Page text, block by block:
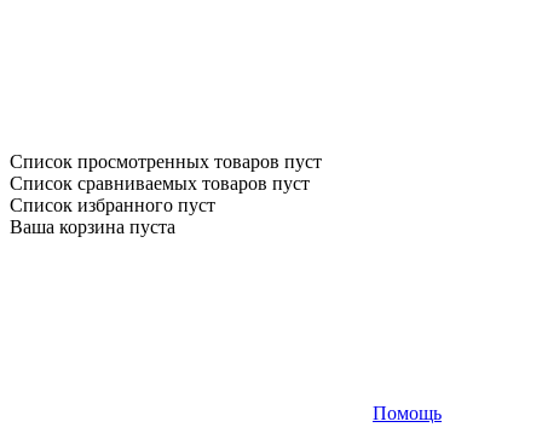
Список просмотренных товаров пуст
Список сравниваемых товаров пуст
Список избранного пуст
Ваша корзина пуста
Помощь